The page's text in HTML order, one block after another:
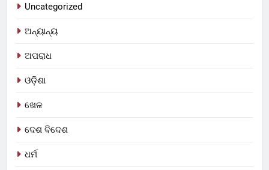
Uncategorized
ଅନ୍ୟାନ୍ୟ
ଅପରାଧ
ଓଡ଼ିଶା
ଖେଳ
ଦେଶ ବିଦେଶ
ଧର୍ମ